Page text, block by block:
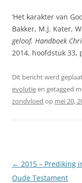
‘Het karakter van
Bakker, M.J. Kater,
geloof. Handboek
2014, hoofdstuk 33,
Dit bericht werd
evolutieen getagged
zondvloed op mei 20,
Berichtnavigatie
← 2015 – Prediking
Oude Testament